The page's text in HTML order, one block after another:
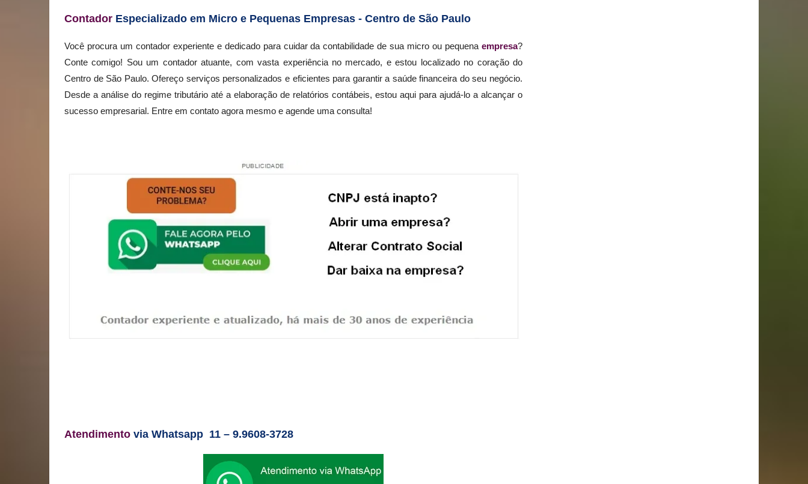
Contador Especializado em Micro e Pequenas Empresas - Centro de São Paulo
Você procura um contador experiente e dedicado para cuidar da contabilidade de sua micro ou pequena empresa?
Conte comigo! Sou um contador atuante, com vasta experiência no mercado, e estou localizado no coração do
Centro de São Paulo. Ofereço serviços personalizados e eficientes para garantir a saúde financeira do seu negócio.
Desde a análise do regime tributário até a elaboração de relatórios contábeis, estou aqui para ajudá-lo a alcançar o
sucesso empresarial. Entre em contato agora mesmo e agende uma consulta!
Atendimento via Whatsapp 11 – 9.9608-3728